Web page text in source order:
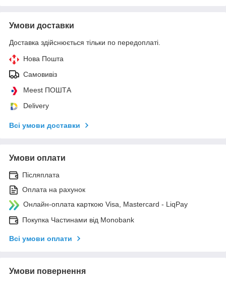
Умови доставки
Доставка здійснюється тільки по передоплаті.
Нова Пошта
Самовивіз
Meest ПОШТА
Delivery
Всі умови доставки
Умови оплати
Післяплата
Оплата на рахунок
Онлайн-оплата карткою Visa, Mastercard - LiqPay
Покупка Частинами від Monobank
Всі умови оплати
Умови повернення